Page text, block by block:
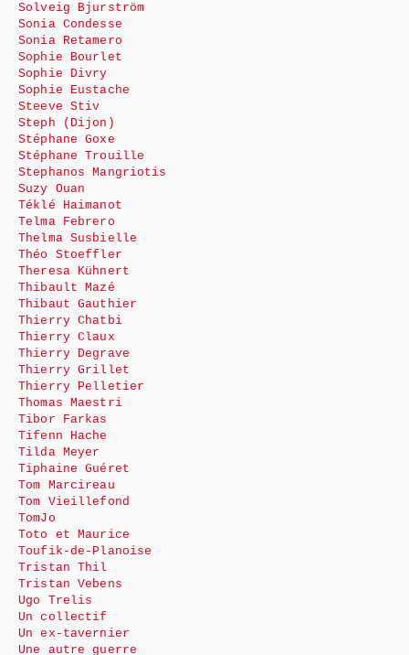
Solveig Bjurström
Sonia Condesse
Sonia Retamero
Sophie Bourlet
Sophie Divry
Sophie Eustache
Steeve Stiv
Steph (Dijon)
Stéphane Goxe
Stéphane Trouille
Stephanos Mangriotis
Suzy Ouan
Téklé Haimanot
Telma Febrero
Thelma Susbielle
Théo Stoeffler
Theresa Kühnert
Thibault Mazé
Thibaut Gauthier
Thierry Chatbi
Thierry Claux
Thierry Degrave
Thierry Grillet
Thierry Pelletier
Thomas Maestri
Tibor Farkas
Tifenn Hache
Tilda Meyer
Tiphaine Guéret
Tom Marcireau
Tom Vieillefond
TomJo
Toto et Maurice
Toufik-de-Planoise
Tristan Thil
Tristan Vebens
Ugo Trelis
Un collectif
Un ex-tavernier
Une autre guerre